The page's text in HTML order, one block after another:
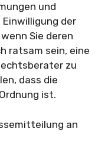
und
Einwilligung der
Sie deren
ratsam sein, eine
zu
dass die
ist.
an